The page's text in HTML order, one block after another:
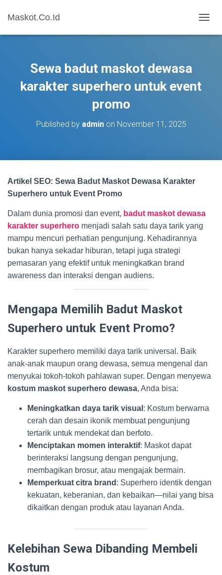
Maskot.Co.Id
O
Sewa badut maskot dewasa
karakter superhero untuk event
promo
Published by adminon November 11, 2025
Artikel SEO: Sewa Badut Maskot Dewasa Karakter
Superhero untuk Event Promo
Dalam dunia promosi dan event, badut maskot dewasa
karakter superhero menjadi salah satu daya tarik yang
mampu mencuri perhatian pengunjung. Kehadirannya
bukan hanya sekadar hiburan, tetapi juga strategi
pemasaran yang efektif untuk meningkatkan brand
awareness dan interaksi dengan audiens.
Mengapa Memilih Badut Maskot
Superhero untuk Event Promo?
Karakter superhero memiliki daya tarik universal. Baik
anak-anak maupun orang dewasa, semua mengenal dan
menyukai tokoh-tokoh pahlawan super. Dengan menyewa
kostum maskot superhero dewasa, Anda bisa:
Meningkatkan daya tarik visual : Kostum berwarna
cerah dan desain ikonik membuat pengunjung
tertarik untuk mendekat dan berfoto.
Menciptakan momen interaktif: Maskot dapat
berinteraksi langsung dengan pengunjung,
membagikan brosur, atau mengajak bermain.
Memperkuat citra brand : Superhero identik dengan
kekuatan, keberanian, dan kebaikan—nilai yang bisa
dikaitkan dengan produk atau layanan Anda.
Kelebihan Sewa Dibanding Membeli
Kostum